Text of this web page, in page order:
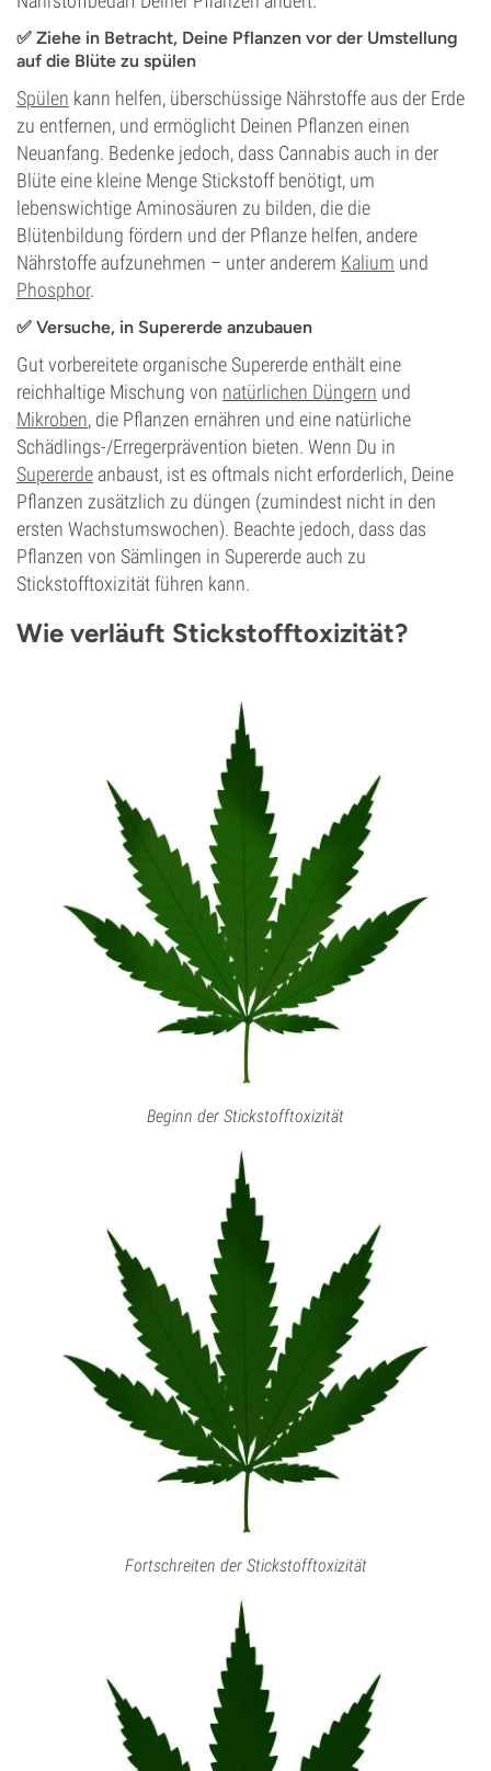
✅ Ziehe in Betracht, Deine Pflanzen vor der Umstellung
auf die Blüte zu spülen
Spülen kann helfen, überschüssige Nährstoffe aus der Erde
zu entfernen, und ermöglicht Deinen Pflanzen einen
Neuanfang. Bedenke jedoch, dass Cannabis auch in der
Blüte eine kleine Menge Stickstoff benötigt, um
lebenswichtige Aminosäuren zu bilden, die die
Blütenbildung fördern und der Pflanze helfen, andere
Nährstoffe aufzunehmen – unter anderem Kalium und
Phosphor.
✅ Versuche, in Supererde anzubauen
Gut vorbereitete organische Supererde enthält eine
reichhaltige Mischung von natürlichen Düngern und
Mikroben, die Pflanzen ernähren und eine natürliche
Schädlings-/Erregerprävention bieten. Wenn Du in
Supererde anbaust, ist es oftmals nicht erforderlich, Deine
Pflanzen zusätzlich zu düngen (zumindest nicht in den
ersten Wachstumswochen). Beachte jedoch, dass das
Pflanzen von Sämlingen in Supererde auch zu
Stickstofftoxizität führen kann.
Wie verläuft Stickstofftoxizität?
Beginn der Stickstofftoxizität
Fortschreiten der Stickstofftoxizität